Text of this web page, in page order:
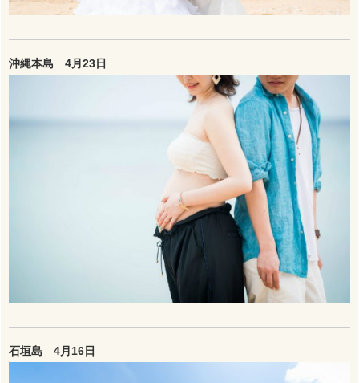
沖縄本島 4月23日
石垣島 4月16日